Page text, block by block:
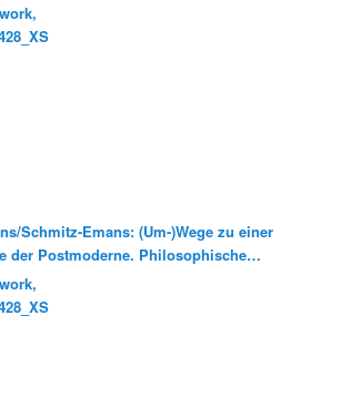
Schmitz-Emans: (Um-)Wege zu einer
der Postmoderne. Philosophische